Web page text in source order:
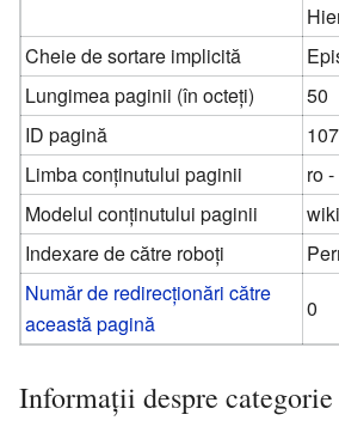
Cheie de sortare implicită
Lungimea paginii (în octeți)
50
ID pagină
Limba conținutului paginii
ro
Modelul conținutului paginii
Indexare de către roboți
Număr de redirecționări către
această pagină
0
Informații despre categorie